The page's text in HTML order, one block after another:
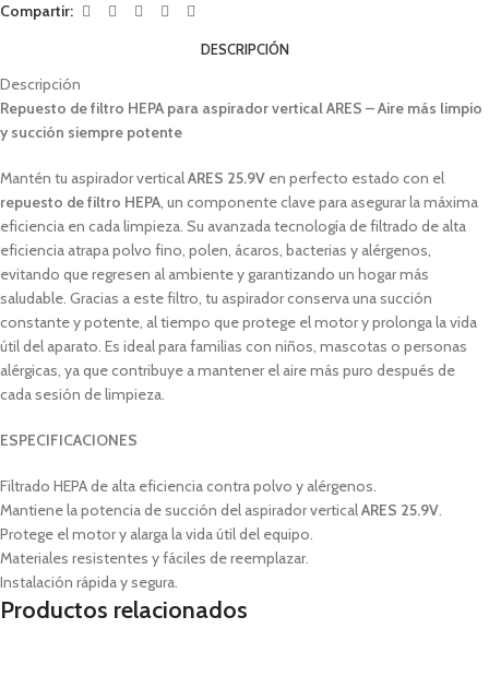
Compartir:
DESCRIPCIÓN
Descripción
Repuesto de filtro HEPA para aspirador vertical ARES – Aire más limpio
y succión siempre potente
Mantén tu aspirador verticalARES 25.9V en perfecto estado con el
repuesto de filtro HEPA, un componente clave para asegurar la máxima
eficiencia en cada limpieza. Su avanzada tecnología de filtrado de alta
eficiencia atrapa polvo fino, polen, ácaros, bacterias y alérgenos,
evitando que regresen al ambiente y garantizando un hogar más
saludable. Gracias a este filtro, tu aspirador conserva una succión
constante y potente, al tiempo que protege el motor y prolonga la vida
útil del aparato. Es ideal para familias con niños, mascotas o personas
alérgicas, ya que contribuye a mantener el aire más puro después de
cada sesión de limpieza.
ESPECIFICACIONES
Filtrado HEPA de alta eficiencia contra polvo y alérgenos.
Mantiene la potencia de succión del aspirador verticalARES 25.9V.
Protege el motor y alarga la vida útil del equipo.
Materiales resistentes y fáciles de reemplazar.
Instalación rápida y segura.
Productos relacionados